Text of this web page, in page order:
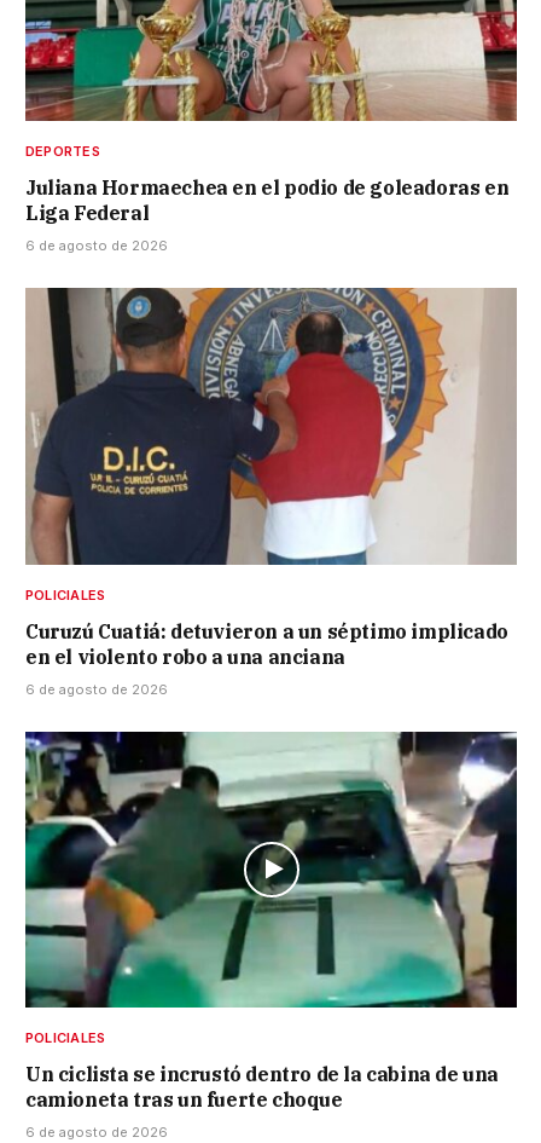
DEPORTES
Juliana Hormaechea en el podio de goleadoras en
Liga Federal
6 de agosto de 2026
POLICIALES
Curuzú Cuatiá: detuvieron a un séptimo implicado
en el violento robo a una anciana
6 de agosto de 2026
POLICIALES
Un ciclista se incrustó dentro de la cabina de una
camioneta tras un fuerte choque
6 de agosto de 2026